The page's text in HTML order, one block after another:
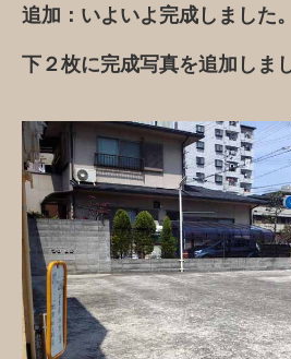
追加：いよいよ完成しました。
下２枚に完成写真を追加しま